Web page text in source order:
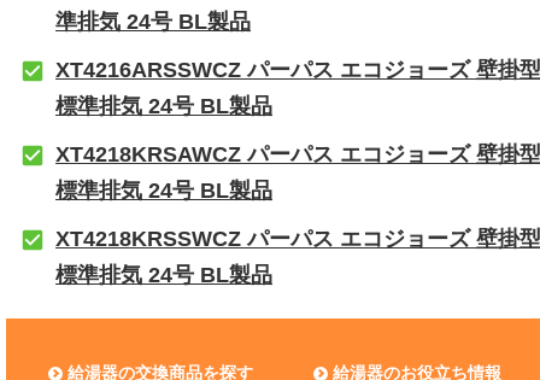
準排気 24号 BL製品
XT4216ARSSWCZ パーパス エコジョーズ 壁掛型
標準排気 24号 BL製品
XT4218KRSAWCZ パーパス エコジョーズ 壁掛型
標準排気 24号 BL製品
XT4218KRSSWCZ パーパス エコジョーズ 壁掛型
標準排気 24号 BL製品
給湯器の交換商品を探す 給湯器のお役立ち情報